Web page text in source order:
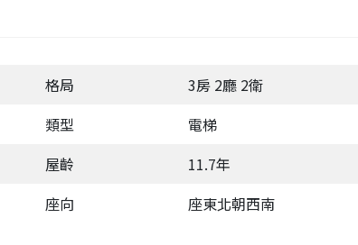
格局
3房 2廳 2衛
類型
電梯
屋齡
11.7年
座向
座東北朝西南